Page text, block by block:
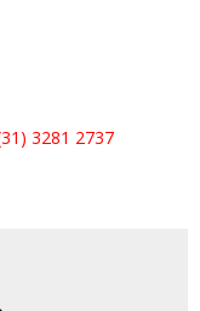
3281 2737